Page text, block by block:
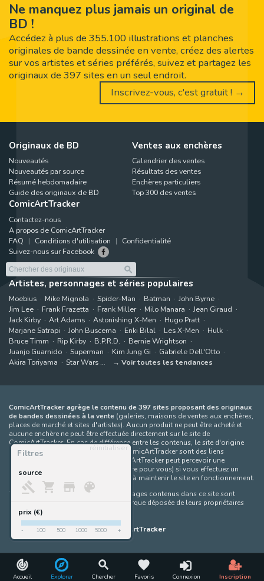
Accueil Explorer Chercher Favoris Connexion Inscription
Filtres
réinitialiser
source
prix (€)
- 100 500 1000 5000 +
Ne manquez plus jamais un original de
BD !
Accédez à plus de 355.100 illustrations et planches
originales de bande dessinée en vente, créez des alertes
sur vos artistes et séries préférés, suivez et partagez les
originaux de 397 sites en un seul endroit.
Inscrivez-vous, c'est gratuit ! →
Originaux de BD
Nouveautés
Nouveautés par source
Résumé hebdomadaire
Guide des originaux de BD
Ventes aux enchères
Calendrier des ventes
Résultats des ventes
Enchères particuliers
Top 300 des ventes
ComicArtTracker
Contactez-nous
A propos de ComicArtTracker
FAQ
Conditions d'utilisation
Confidentialité
Suivez-nous sur Facebook
Artistes, personnages et séries populaires
Moebius Mike Mignola Spider-Man Batman
John Byrne
Jim Lee
Frank Frazetta Frank Miller Milo Manara
Jean Giraud
Jack Kirby
Art Adams Astonishing X-Men
Hugo Pratt
Marjane Satrapi
John Buscema Enki Bilal Les X-Men
Hulk
Bruce Timm
Rip Kirby B.P.R.D.
Bernie Wrightson
Juanjo Guarnido
Superman Kim Jung Gi
Gabriele Dell'Otto
Akira Toriyama
Star Wars Voir toutes les tendances
ComicArtTracker agrège le contenu de 397 sites proposant des originaux
de bandes dessinées à la vente (galeries, maisons de ventes aux enchères,
places de marché et sites d'artistes). Aucun produit ne peut être acheté et
aucune enchère ne peut être effectuée directement sur le site de
ComicArtTracker. En cas de différence entre les contenus, le site d'origine
prévaut toujours. Certains liens sur ComicArtTracker sont des liens
d’affiliation, ce qui signifie que ComicArtTracker peut percevoir une
commission (sans coût supplémentaire pour vous) si vous effectuez un
achat via ces liens — ce qui nous aide à maintenir le site en fonctionnement.
Toutes les images et tous les personnages contenus dans ce site sont
protégés par le droit d'auteur et la marque déposée de leurs propriétaires
respectifs.
©ComicArtTracker